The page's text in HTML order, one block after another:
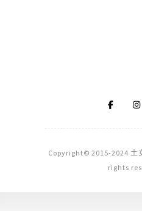
Copyright© 2015-2024
rights